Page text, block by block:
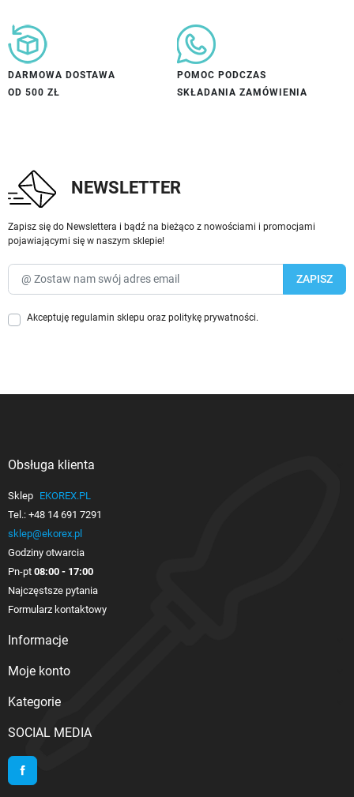
DARMOWA DOSTAWA
OD 500 ZŁ
POMOC PODCZAS
SKŁADANIA ZAMÓWIENIA
NEWSLETTER
Zapisz się do Newslettera i bądź na bieżąco z nowościami i promocjami
pojawiającymi się w naszym sklepie!
Akceptuję regulamin sklepu oraz politykę prywatności.
Obsługa klienta
Sklep EKOREX.PL
Tel.: +48 14 691 7291
sklep@ekorex.pl
Godziny otwarcia
Pn-pt 08:00 - 17:00
Najczęstsze pytania
Formularz kontaktowy
Informacje
Moje konto
Kategorie
SOCIAL MEDIA
Facebook